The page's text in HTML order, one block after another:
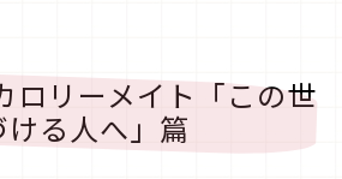
ロリーメイト「この世
る人へ」篇